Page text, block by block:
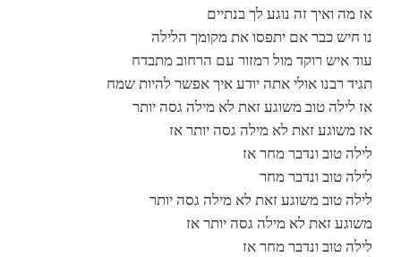
אז מה ואיך זה נוגע לך בנתיים
נו חיש כבר אם יתפסו את מקומך הלילה
עוד איש רוקד מול רמזור עם הרחוב מתבדח
תגיד רבנו אולי אתה יודע איך אפשר להיות שמח
אז לילה טוב משוגע זאת לא מילה גסה יותר
אז משוגע זאת לא מילה גסה יותר אז
לילה טוב ונדבר מחר אז
לילה טוב ונדבר מחר
לילה טוב משוגע זאת לא מילה גסה יותר
משוגע זאת לא מילה גסה יותר אז
לילה טוב ונדבר מחר אז